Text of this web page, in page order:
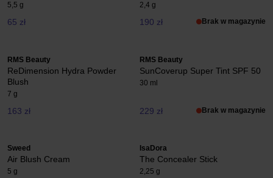
5,5 g
65 zł
2,4 g
190 zł Brak w magazynie
RMS Beauty
ReDimension Hydra Powder
Blush
7 g
163 zł
RMS Beauty
SunCoverup Super Tint SPF 50
30 ml
229 zł Brak w magazynie
Sweed
Air Blush Cream
5 g
IsaDora
The Concealer Stick
2,25 g